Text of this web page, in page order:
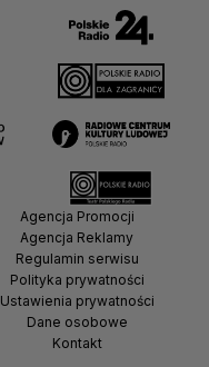
Agencja Promocji
Agencja Reklamy
Regulamin serwisu
Polityka prywatności
Ustawienia prywatności
Dane osobowe
Kontakt